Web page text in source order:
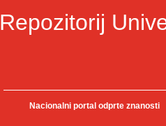
Repozitorij
Nacionalni portal odprte znanosti